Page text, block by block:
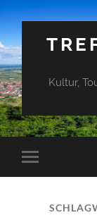
Kultur,
Mobile-
Menü